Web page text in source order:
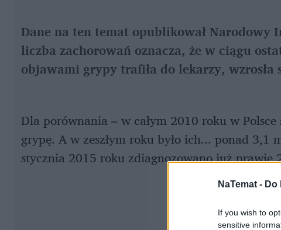
NaTemat - Do
If you wish to
sensitive
Dane na ten temat opublikował Narodowy
liczba zachorowań oznacza, że w ciągu
objawami grypy trafiła do lekarzy, wzrosła
Dla porównania – w całym 2010 roku w
grypę. A w zeszłym roku było ich... ponad
stycznia 2015 roku zdiagnozowano już prawie